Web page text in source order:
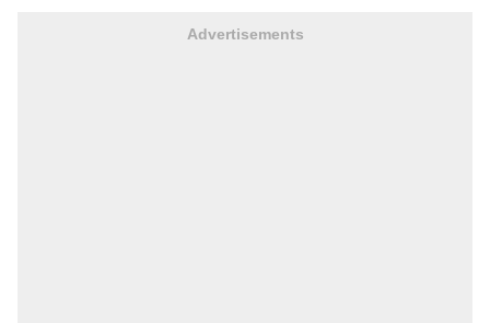
Advertisements